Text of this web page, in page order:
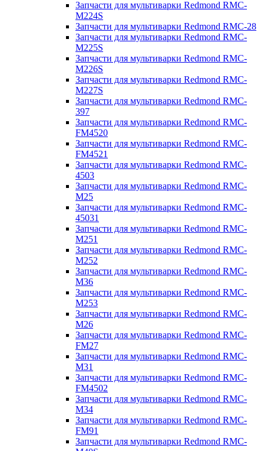
Запчасти для мультиварки Redmond RMC-
M224S
Запчасти для мультиварки Redmond RMC-28
Запчасти для мультиварки Redmond RMC-
M225S
Запчасти для мультиварки Redmond RMC-
M226S
Запчасти для мультиварки Redmond RMC-
M227S
Запчасти для мультиварки Redmond RMC-
397
Запчасти для мультиварки Redmond RMC-
FM4520
Запчасти для мультиварки Redmond RMC-
FM4521
Запчасти для мультиварки Redmond RMC-
4503
Запчасти для мультиварки Redmond RMC-
M25
Запчасти для мультиварки Redmond RMC-
45031
Запчасти для мультиварки Redmond RMC-
M251
Запчасти для мультиварки Redmond RMC-
M252
Запчасти для мультиварки Redmond RMC-
M36
Запчасти для мультиварки Redmond RMC-
M253
Запчасти для мультиварки Redmond RMC-
M26
Запчасти для мультиварки Redmond RMC-
FM27
Запчасти для мультиварки Redmond RMC-
M31
Запчасти для мультиварки Redmond RMC-
FM4502
Запчасти для мультиварки Redmond RMC-
M34
Запчасти для мультиварки Redmond RMC-
FM91
Запчасти для мультиварки Redmond RMC-